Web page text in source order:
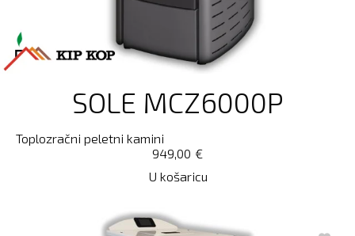
SOLE MCZ6000P
Toplozračni peletni kamini
€
949,00
U košaricu